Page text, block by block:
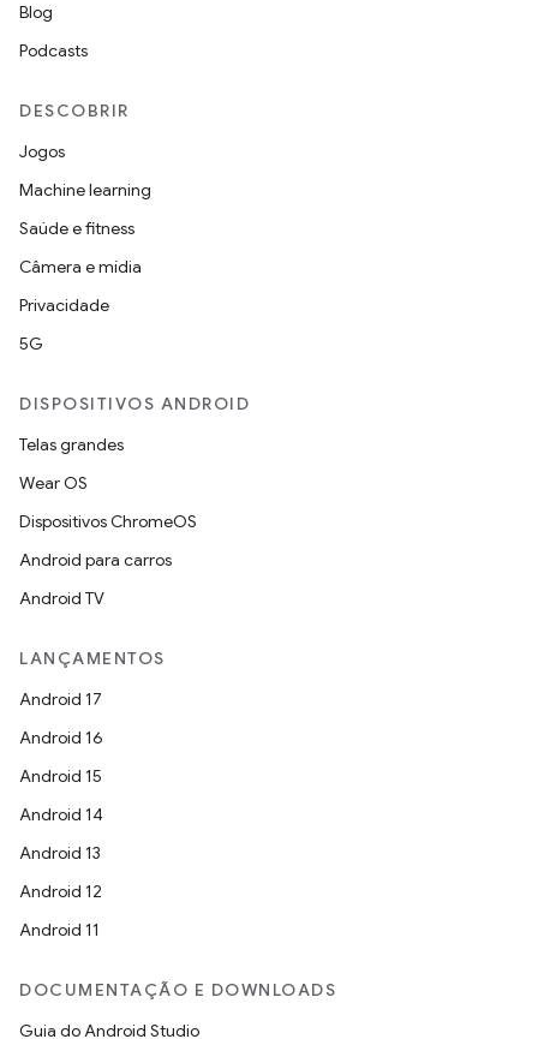
Blog
Podcasts
DESCOBRIR
Jogos
Machine learning
Saúde e fitness
Câmera e mídia
Privacidade
5G
DISPOSITIVOS ANDROID
Telas grandes
Wear OS
Dispositivos ChromeOS
Android para carros
Android TV
LANÇAMENTOS
Android 17
Android 16
Android 15
Android 14
Android 13
Android 12
Android 11
DOCUMENTAÇÃO E DOWNLOADS
Guia do Android Studio